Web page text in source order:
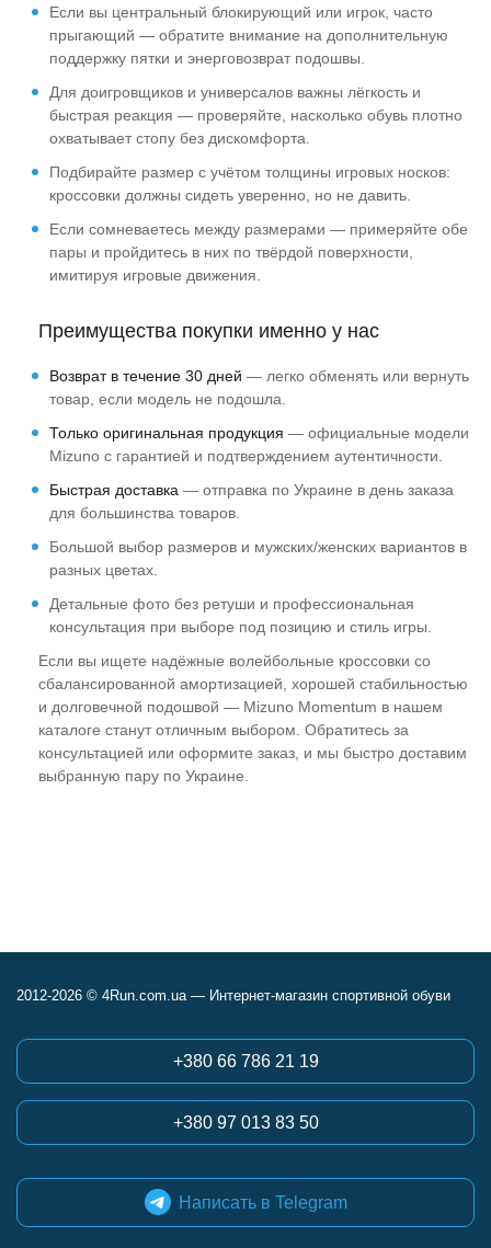
Если вы центральный блокирующий или игрок, часто
прыгающий — обратите внимание на дополнительную
поддержку пятки и энерговозврат подошвы.
Для доигровщиков и универсалов важны лёгкость и
быстрая реакция — проверяйте, насколько обувь плотно
охватывает стопу без дискомфорта.
Подбирайте размер с учётом толщины игровых носков:
кроссовки должны сидеть уверенно, но не давить.
Если сомневаетесь между размерами — примеряйте обе
пары и пройдитесь в них по твёрдой поверхности,
имитируя игровые движения.
Преимущества покупки именно у нас
Возврат в течение 30 дней — легко обменять или вернуть
товар, если модель не подошла.
Только оригинальная продукция — официальные модели
Mizuno с гарантией и подтверждением аутентичности.
Быстрая доставка — отправка по Украине в день заказа
для большинства товаров.
Большой выбор размеров и мужских/женских вариантов в
разных цветах.
Детальные фото без ретуши и профессиональная
консультация при выборе под позицию и стиль игры.
Если вы ищете надёжные волейбольные кроссовки со
сбалансированной амортизацией, хорошей стабильностью
и долговечной подошвой — Mizuno Momentum в нашем
каталоге станут отличным выбором. Обратитесь за
консультацией или оформите заказ, и мы быстро доставим
выбранную пару по Украине.
2012-2026 © 4Run.com.ua — Интернет-магазин спортивной обуви
+380 66 786 21 19
+380 97 013 83 50
Написать в Telegram